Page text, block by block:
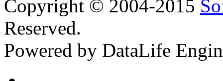
Copyright © 2004-2015
Reserved.
Powered by DataLife